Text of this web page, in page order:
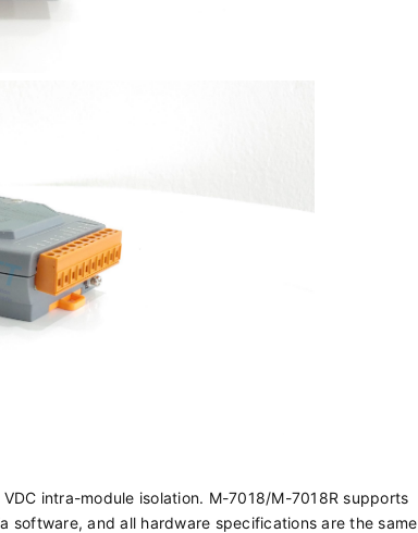
intra-module isolation. M-7018/M-7018R supports
software, and all hardware specifications are the same